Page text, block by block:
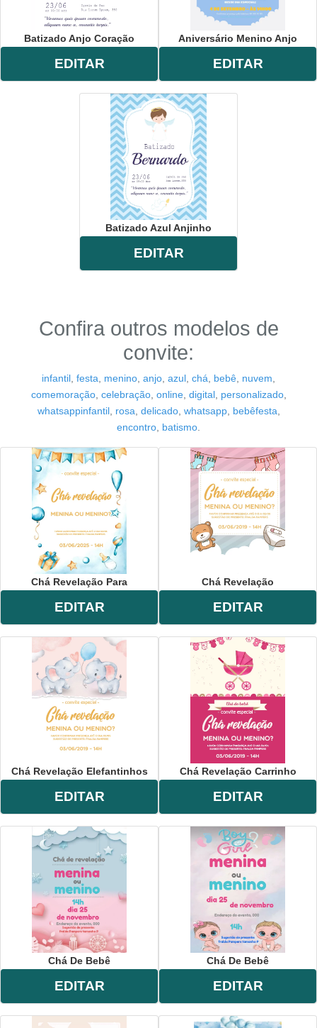
Batizado Anjo Coração
EDITAR
Aniversário Menino Anjo
EDITAR
Batizado Azul Anjinho
EDITAR
Confira outros modelos de
convite:
infantil festa menino anjo azul chá bebê nuvem
comemoração, celebração, online, digital, personalizado,
whatsappinfantil, rosa delicado, whatsapp, bebêfesta
encontro batismo
Chá Revelação Para
EDITAR
Chá Revelação
EDITAR
Chá Revelação Elefantinhos
EDITAR
Chá Revelação Carrinho
EDITAR
Chá De Bebê
EDITAR
Chá De Bebê
EDITAR